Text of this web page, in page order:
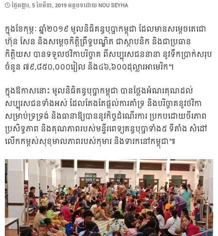
POSTED
ថ្ងៃ​អង្គារ, 5 ខែ​មីនា, 2019អត្ថបទដោយ NOU SEYHA
ក្នុងខែកុម្ភៈ ឆ្នាំ២០១៩ មូលនិធិគន្ធបុប្ផាកម្ពុជា ដែលមានសម្តេចតេជោ
ហ៊ុន សែន និងសម្តេចកិត្តិព្រឹទ្ធបណ្ឌិត ជាស្ថាបនិក និងជាប្រធាន
កិត្តិយស បានទទួលថវិកាបរិច្ចាគ ពីសប្បុរសជននានា នូវទឹកប្រាក់សរុប
ចំនួន ៧៩,៨៥០,០០០រៀល និង៤៦,៦០០ដុល្លារអាមេរិក។
ក្នុងឱកាសនោះ មូលនិធិគន្ធបុប្ផាកម្ពុជា បានថ្លែងអំណរគុណដល់
សប្បុរសជនទាំងអស់ ដែលតែងតែផ្តល់ការគាំទ្រ និងបរិច្ចាគនូវថវិកា
សម្រាប់ទ្រទ្រង់ និងធានាឱ្យបាននូវកិច្ចដំណើរការ ប្រកបដោយចីរភាព
ប្រសិទ្ធភាព និងគុណភាពរបស់មន្ទីរពេទ្យគន្ធបុប្ផាទាំង៥ ទីតាំង សំដៅ
លើកកម្ពស់សុខុមាលភាពរបស់កុមារ និងទារកនៅកម្ពុជា៕